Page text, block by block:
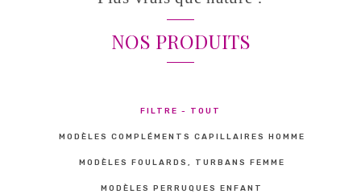
NOS PRODUITS
FILTRE - TOUT
MODÈLES COMPLÉMENTS CAPILLAIRES HOMME
MODÈLES FOULARDS, TURBANS FEMME
MODÈLES PERRUQUES ENFANT